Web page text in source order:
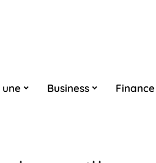
Business Finance